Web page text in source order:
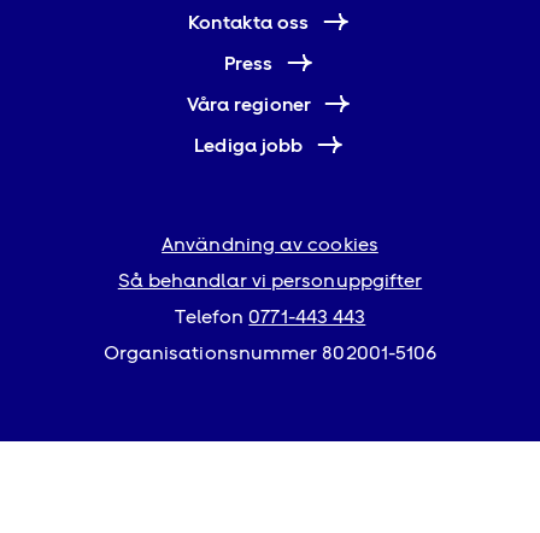
Kontakta oss
Press
Våra regioner
Lediga jobb
Användning av cookies
Så behandlar vi personuppgifter
Telefon0771-443 443
Organisationsnummer 802001-5106